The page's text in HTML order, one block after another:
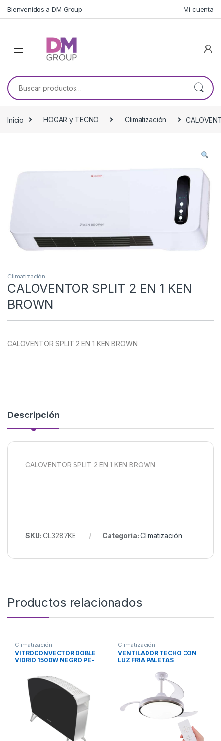
Bienvenidos a DM Group Mi cuenta
Buscar por:
Inicio HOGAR y TECNO Climatización
Climatización
CALOVENTOR SPLIT 2 EN 1 KEN
BROWN
CALOVENTOR SPLIT 2 EN 1 KEN BROWN
Descripción
CALOVENTOR SPLIT 2 EN 1 KEN BROWN
SKU:CL3287KE Categoría:Climatización
Productos relacionados
Climatización
VITROCONVECTOR DOBLE
VIDRIO 1500W NEGRO PE-
Climatización
VENTILADOR TECHO CON
LUZ FRIA PALETAS